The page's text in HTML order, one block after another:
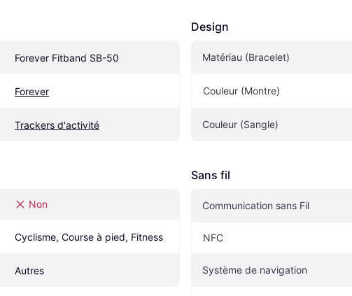
Forever Fitband SB-50
Forever
Trackers d'activité
Non
Cyclisme, Course à pied, Fitness
Autres
Design
Matériau (Bracelet)
Couleur (Montre)
Couleur (Sangle)
Sans fil
Communication sans Fil
NFC
Système de navigation